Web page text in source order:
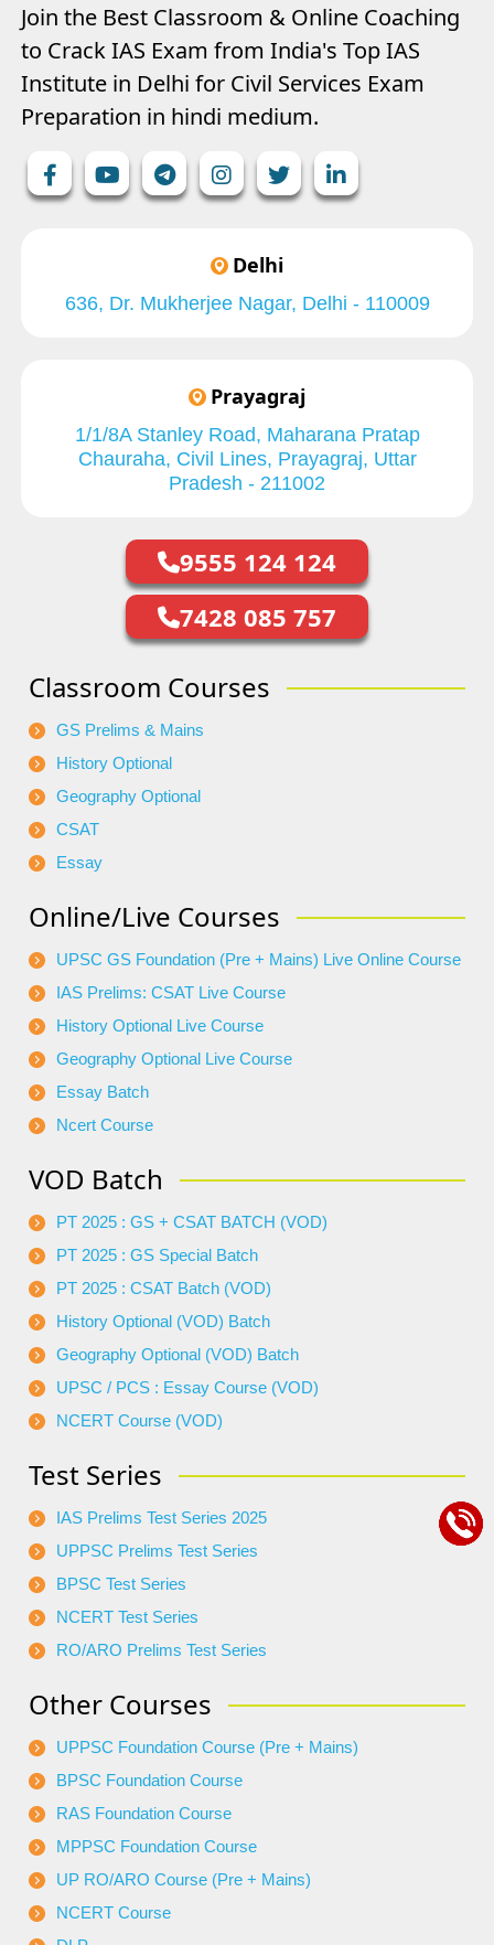
Join the Best Classroom & Online Coaching
to Crack IAS Exam from India's Top IAS
Institute in Delhi for Civil Services Exam
Preparation in hindi medium.
Delhi
636, Dr. Mukherjee Nagar, Delhi - 110009
Prayagraj
1/1/8A Stanley Road, Maharana Pratap
Chauraha, Civil Lines, Prayagraj, Uttar
Pradesh - 211002
9555 124 124
7428 085 757
Classroom Courses
GS Prelims & Mains
History Optional
Geography Optional
CSAT
Essay
Online/Live Courses
UPSC GS Foundation (Pre + Mains) Live Online Course
IAS Prelims: CSAT Live Course
History Optional Live Course
Geography Optional Live Course
Essay Batch
Ncert Course
VOD Batch
PT 2025 : GS + CSAT BATCH (VOD)
PT 2025 : GS Special Batch
PT 2025 : CSAT Batch (VOD)
History Optional (VOD) Batch
Geography Optional (VOD) Batch
UPSC / PCS : Essay Course (VOD)
NCERT Course (VOD)
Test Series
IAS Prelims Test Series 2025
UPPSC Prelims Test Series
BPSC Test Series
NCERT Test Series
RO/ARO Prelims Test Series
Other Courses
UPPSC Foundation Course (Pre + Mains)
BPSC Foundation Course
RAS Foundation Course
MPPSC Foundation Course
UP RO/ARO Course (Pre + Mains)
NCERT Course